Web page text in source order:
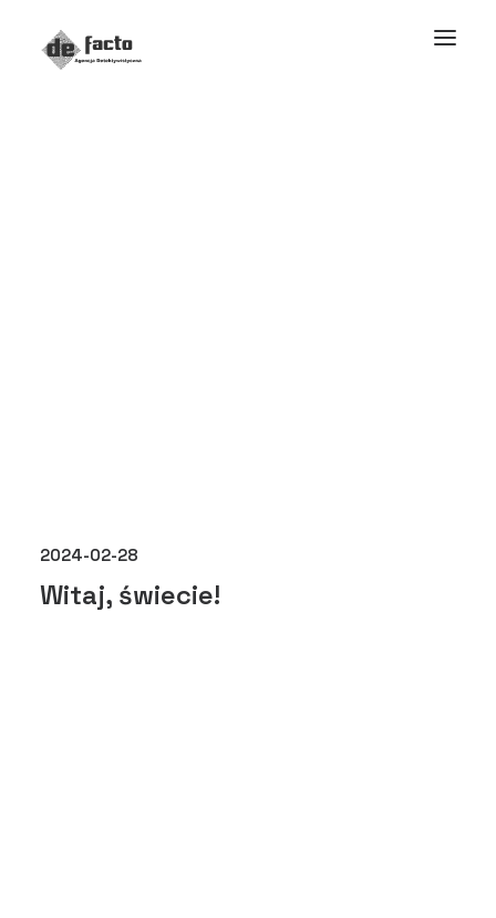
2024-02-28
Witaj, świecie!